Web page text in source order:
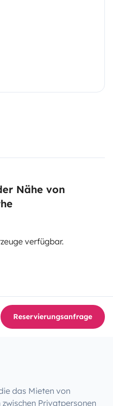
Nähe von
verfügbar.
Reservierungsanfrage
das Mieten von
Privatpersonen